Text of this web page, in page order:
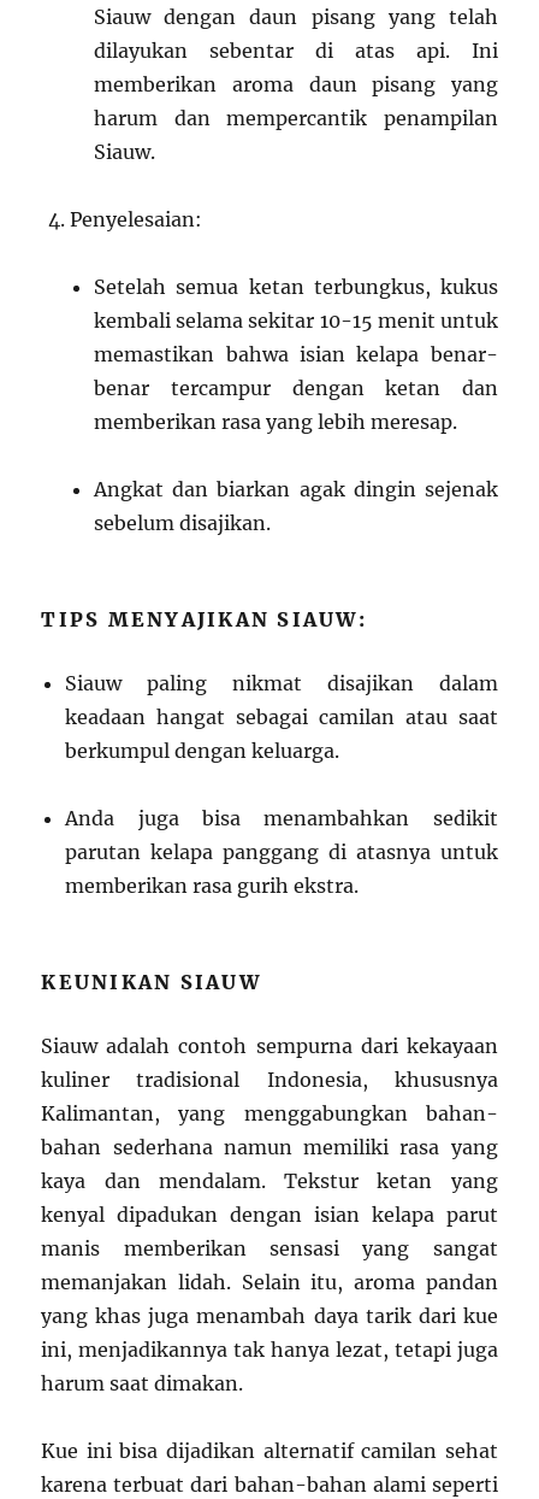
Siauw dengan daun pisang yang telah
dilayukan sebentar di atas api. Ini
memberikan aroma daun pisang yang
harum dan mempercantik penampilan
Siauw.
Penyelesaian:
Setelah semua ketan terbungkus, kukus
kembali selama sekitar 10-15 menit untuk
memastikan bahwa isian kelapa benar-
benar tercampur dengan ketan dan
memberikan rasa yang lebih meresap.
Angkat dan biarkan agak dingin sejenak
sebelum disajikan.
TIPS MENYAJIKAN SIAUW:
Siauw paling nikmat disajikan dalam
keadaan hangat sebagai camilan atau saat
berkumpul dengan keluarga.
Anda juga bisa menambahkan sedikit
parutan kelapa panggang di atasnya untuk
memberikan rasa gurih ekstra.
KEUNIKAN SIAUW
Siauw adalah contoh sempurna dari kekayaan
kuliner tradisional Indonesia, khususnya
Kalimantan, yang menggabungkan bahan-
bahan sederhana namun memiliki rasa yang
kaya dan mendalam. Tekstur ketan yang
kenyal dipadukan dengan isian kelapa parut
manis memberikan sensasi yang sangat
memanjakan lidah. Selain itu, aroma pandan
yang khas juga menambah daya tarik dari kue
ini, menjadikannya tak hanya lezat, tetapi juga
harum saat dimakan.
Kue ini bisa dijadikan alternatif camilan sehat
karena terbuat dari bahan-bahan alami seperti